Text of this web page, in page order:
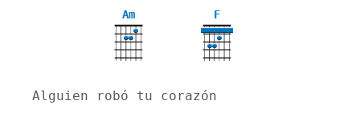
Am F
Alguien robó tu corazón